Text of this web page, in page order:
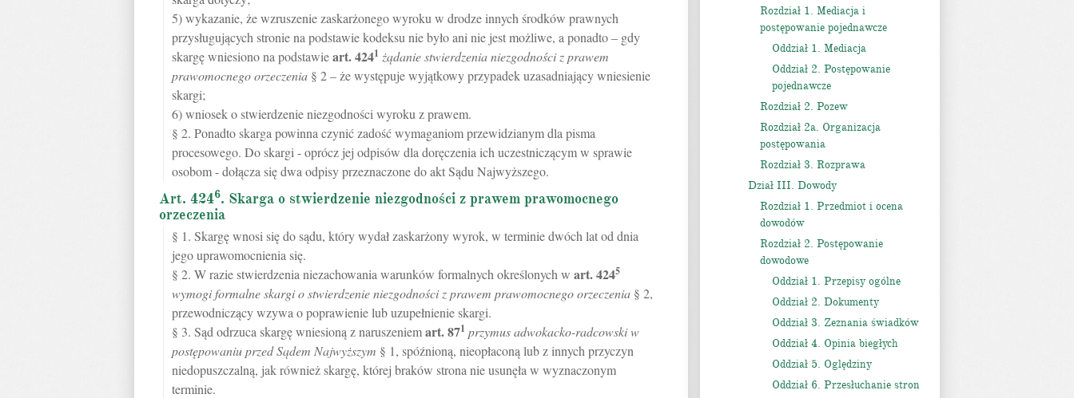
5) wykazanie, że wzruszenie zaskarżonego wyroku w drodze innych środków prawnych
przysługujących stronie na podstawie kodeksu nie było ani nie jest możliwe, a ponadto – gdy
skargę wniesiono na podstawieart.4241 żądanie stwierdzenia niezgodności z prawem
prawomocnego orzeczenia § 2 – że występuje wyjątkowy przypadek uzasadniający wniesienie
skargi;
6) wniosek o stwierdzenie niezgodności wyroku z prawem.
§ 2. Ponadto skarga powinna czynić zadość wymaganiom przewidzianym dla pisma
procesowego. Do skargi - oprócz jej odpisów dla doręczenia ich uczestniczącym w sprawie
osobom - dołącza się dwa odpisy przeznaczone do akt Sądu Najwyższego.
Art. 4246. Skarga o stwierdzenie niezgodności z prawem prawomocnego
orzeczenia
§ 1. Skargę wnosi się do sądu, który wydał zaskarżony wyrok, w terminie dwóch lat od dnia
jego uprawomocnienia się.
§ 2. W razie stwierdzenia niezachowania warunków formalnych określonych w art.4245
wymogi formalne skargi o stwierdzenie niezgodności z prawem prawomocnego orzeczenia § 2,
przewodniczący wzywa o poprawienie lub uzupełnienie skargi.
§ 3. Sąd odrzuca skargę wniesioną z naruszeniemart.871 przymus adwokacko-radcowski w
postępowaniu przed Sądem Najwyższym § 1, spóźnioną, nieopłaconą lub z innych przyczyn
niedopuszczalną, jak również skargę, której braków strona nie usunęła w wyznaczonym
terminie.
Rozdział 1. Mediacja i
postępowanie pojednawcze
Oddział 1. Mediacja
Oddział 2. Postępowanie
pojednawcze
Rozdział 2. Pozew
Rozdział 2a. Organizacja
postępowania
Rozdział 3. Rozprawa
Dział III. Dowody
Rozdział 1. Przedmiot i ocena
dowodów
Rozdział 2. Postępowanie
dowodowe
Oddział 1. Przepisy ogólne
Oddział 2. Dokumenty
Oddział 3. Zeznania świadków
Oddział 4. Opinia biegłych
Oddział 5. Oględziny
Oddział 6. Przesłuchanie stron